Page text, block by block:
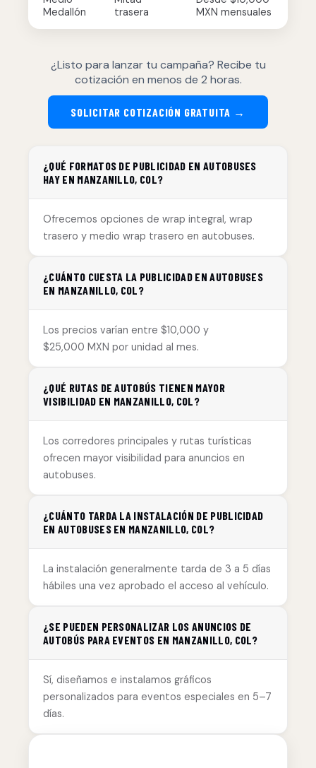
Medallón
trasera
MXN mensuales
¿Listo para lanzar tu campaña? Recibe tu
cotización en menos de 2 horas.
SOLICITAR COTIZACIÓN GRATUITA →
¿QUÉ FORMATOS DE PUBLICIDAD EN AUTOBUSES
HAY EN MANZANILLO, COL?
Ofrecemos opciones de wrap integral, wrap
trasero y medio wrap trasero en autobuses.
¿CUÁNTO CUESTA LA PUBLICIDAD EN AUTOBUSES
EN MANZANILLO, COL?
Los precios varían entre $10,000 y
$25,000 MXN por unidad al mes.
¿QUÉ RUTAS DE AUTOBÚS TIENEN MAYOR
VISIBILIDAD EN MANZANILLO, COL?
Los corredores principales y rutas turísticas
ofrecen mayor visibilidad para anuncios en
autobuses.
¿CUÁNTO TARDA LA INSTALACIÓN DE PUBLICIDAD
EN AUTOBUSES EN MANZANILLO, COL?
La instalación generalmente tarda de 3 a 5 días
hábiles una vez aprobado el acceso al vehículo.
¿SE PUEDEN PERSONALIZAR LOS ANUNCIOS DE
AUTOBÚS PARA EVENTOS EN MANZANILLO, COL?
Sí, diseñamos e instalamos gráficos
personalizados para eventos especiales en 5–7
días.